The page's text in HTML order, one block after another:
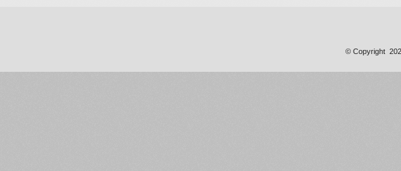
© Copyright